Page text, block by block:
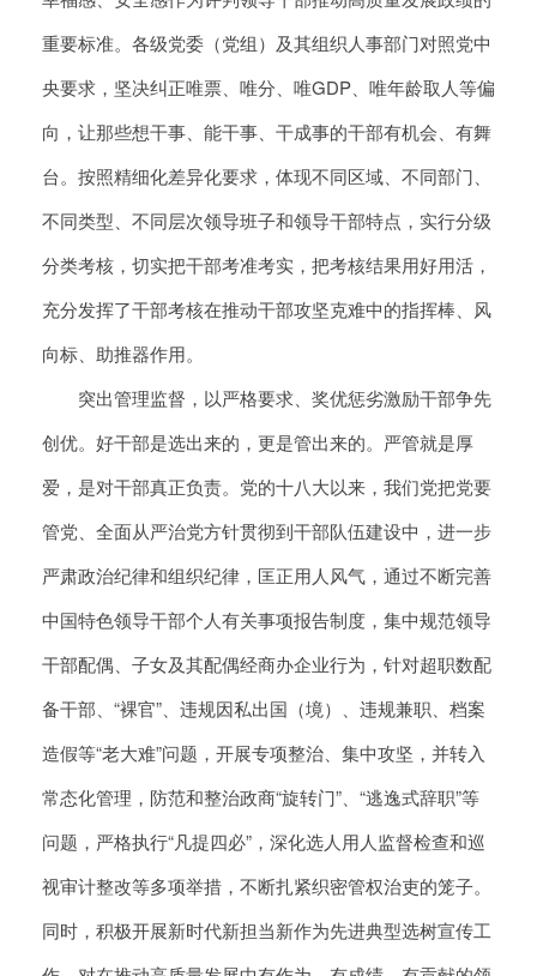
重要标准。各级党委（党组）及其组织人事部门对照党中
央要求，坚决纠正唯票、唯分、唯GDP、唯年龄取人等偏
向，让那些想干事、能干事、干成事的干部有机会、有舞
台。按照精细化差异化要求，体现不同区域、不同部门、
不同类型、不同层次领导班子和领导干部特点，实行分级
分类考核，切实把干部考准考实，把考核结果用好用活，
充分发挥了干部考核在推动干部攻坚克难中的指挥棒、风
向标、助推器作用。
突出管理监督，以严格要求、奖优惩劣激励干部争先
创优。好干部是选出来的，更是管出来的。严管就是厚
爱，是对干部真正负责。党的十八大以来，我们党把党要
管党、全面从严治党方针贯彻到干部队伍建设中，进一步
严肃政治纪律和组织纪律，匡正用人风气，通过不断完善
中国特色领导干部个人有关事项报告制度，集中规范领导
干部配偶、子女及其配偶经商办企业行为，针对超职数配
备干部、“裸官”、违规因私出国（境）、违规兼职、档案
造假等“老大难”问题，开展专项整治、集中攻坚，并转入
常态化管理，防范和整治政商“旋转门”、“逃逸式辞职”等
问题，严格执行“凡提四必”，深化选人用人监督检查和巡
视审计整改等多项举措，不断扎紧织密管权治吏的笼子。
同时，积极开展新时代新担当新作为先进典型选树宣传工